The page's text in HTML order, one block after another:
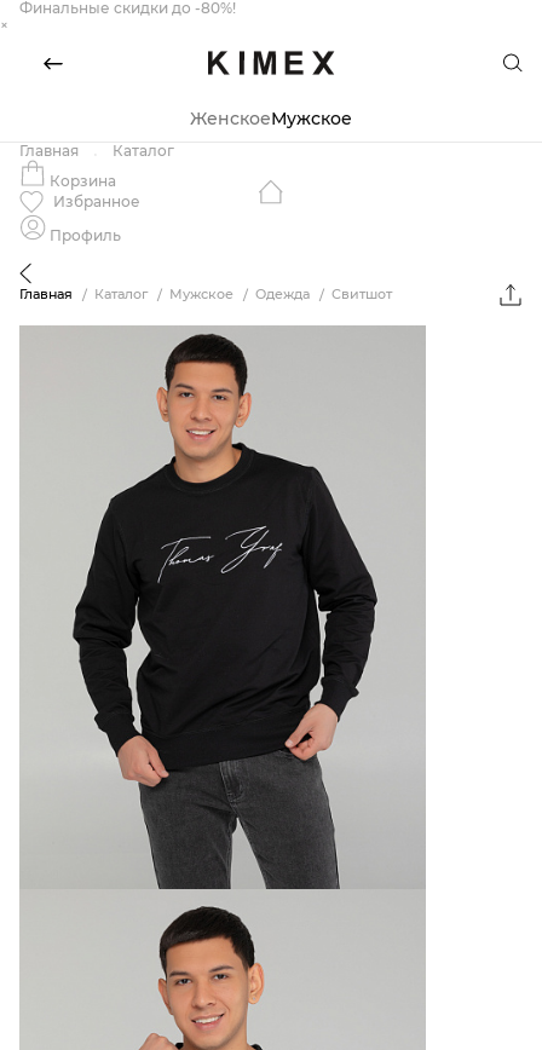
Финальные скидки до -80%!
×
ЖенскоеМужское
Главная
Каталог
Корзина
Избранное
Профиль
Главная Каталог Мужское Одежда Свитшот